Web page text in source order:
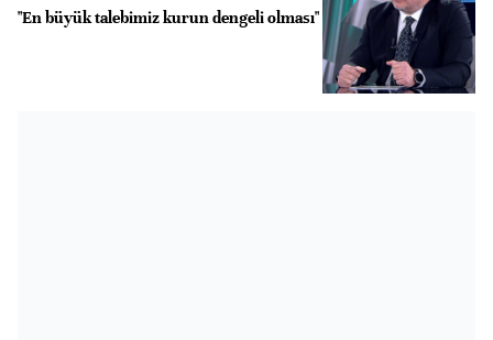
"En büyük talebimiz kurun dengeli olması"